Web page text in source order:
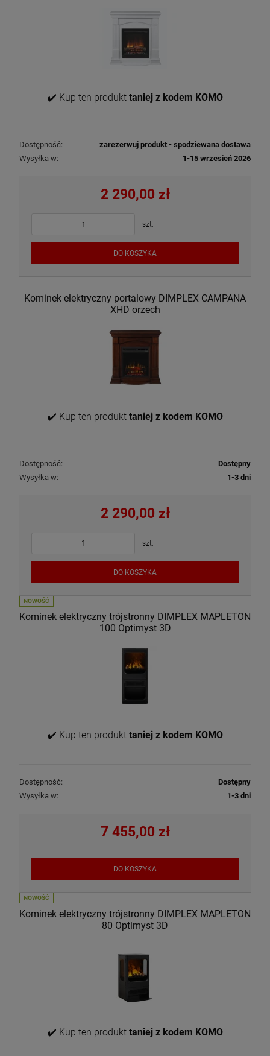
✔️ Kup ten produkt taniej z kodem KOMO
Dostępność:
zarezerwuj produkt - spodziewana dostawa
Wysyłka w:
1-15 wrzesień 2026
2 290,00 zł
szt.
DO KOSZYKA
Kominek elektryczny portalowy DIMPLEX CAMPANA
XHD orzech
✔️ Kup ten produkt taniej z kodem KOMO
Dostępność:
Dostępny
Wysyłka w:
1-3 dni
2 290,00 zł
szt.
DO KOSZYKA
Kominek elektryczny trójstronny DIMPLEX MAPLETON
100 Optimyst 3D
✔️ Kup ten produkt taniej z kodem KOMO
Dostępność:
Dostępny
Wysyłka w:
1-3 dni
7 455,00 zł
DO KOSZYKA
NOWOŚĆ
Kominek elektryczny trójstronny DIMPLEX MAPLETON
80 Optimyst 3D
✔️ Kup ten produkt taniej z kodem KOMO
NOWOŚĆ